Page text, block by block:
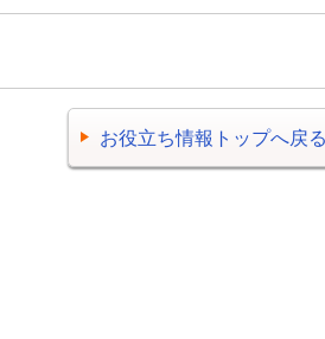
お役立ち情報トップへ戻